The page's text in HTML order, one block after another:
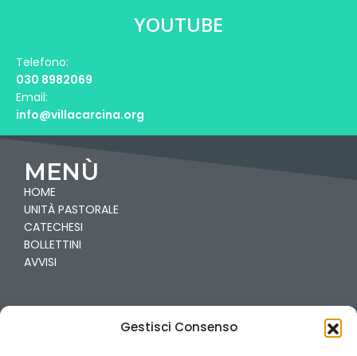
Gestisci Consenso
YOUTUBE
Telefono:
030 8982069
Email:
info@villacarcina.org
MENÙ
HOME
UNITÀ PASTORALE
CATECHESI
BOLLETTINI
AVVISI
PARROCCHIE